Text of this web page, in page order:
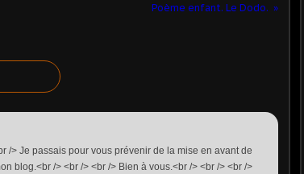
Poème enfant. Le Dodo.
/> Je passais pour vous prévenir de la mise en avant de
blog.<br /> <br /> <br /> Bien à vous.<br /> <br /> <br />